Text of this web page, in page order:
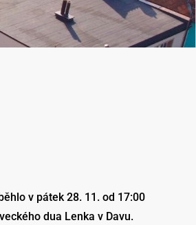
v pátek 28. 11. od 17:00
dua Lenka v Davu.